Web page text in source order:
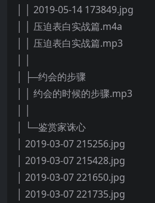
│ │ 2019-05-14 173849.jpg
│ │ 压迫表白实战篇.m4a
│ │ 压迫表白实战篇.mp3
│ ├─约会的步骤
│ │ 约会的时候的步骤.mp3
│ └─鉴赏家诛心
│ 2019-03-07 215256.jpg
│ 2019-03-07 215428.jpg
│ 2019-03-07 221650.jpg
│ 2019-03-07 221735.jpg